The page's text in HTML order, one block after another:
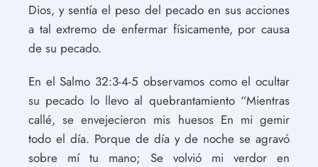
Dios, y sentía el peso del pecado en sus acciones
a tal extremo de enfermar físicamente, por causa
de su pecado.
En el Salmo 32:3-4-5 observamos como el ocultar
su pecado lo llevo al quebrantamiento “Mientras
callé, se envejecieron mis huesos En mi gemir
todo el día. Porque de día y de noche se agravó
sobre mí tu mano; Se volvió mi verdor en